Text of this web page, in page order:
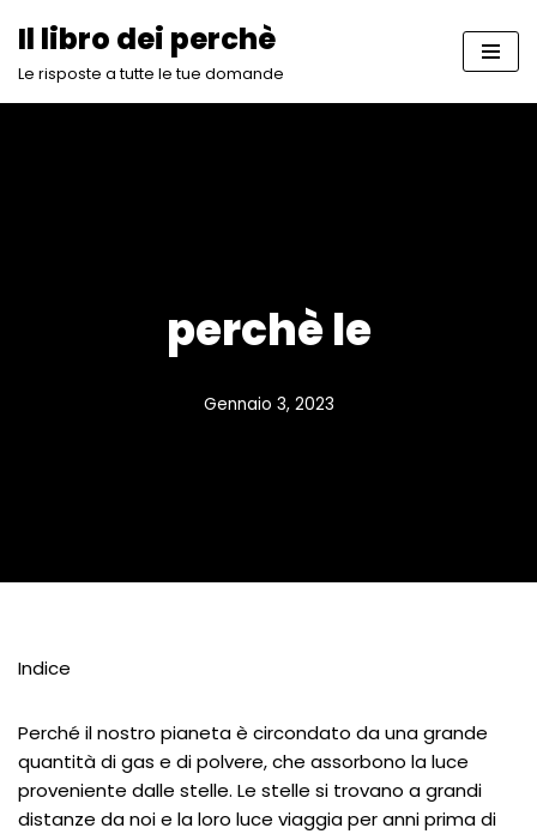
Vai
Il libro dei perchè
Le risposte a tutte le tue domande
perchè le
Gennaio 3, 2023
Indice
Perché il nostro pianeta è circondato da una grande
quantità di gas e di polvere, che assorbono la luce
proveniente dalle stelle. Le stelle si trovano a grandi
distanze da noi e la loro luce viaggia per anni prima di